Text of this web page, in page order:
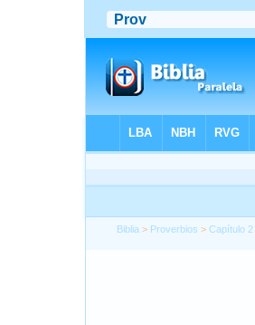
Biblia > Proverbios >Capítulo 2